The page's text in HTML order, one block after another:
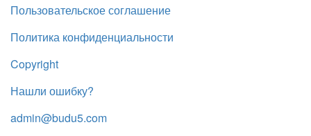
Пользовательское соглашение
Политика конфиденциальности
Copyright
Нашли ошибку?
admin@budu5.com